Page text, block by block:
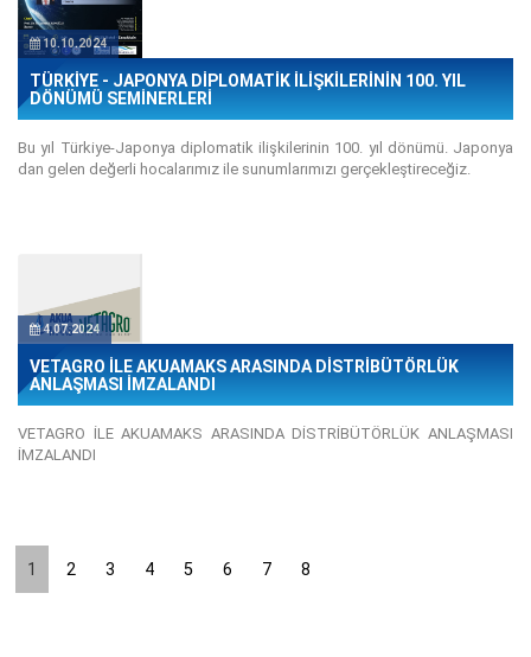
10.10.2024
TÜRKİYE - JAPONYA DİPLOMATİK İLİŞKİLERİNİN 100. YIL
DÖNÜMÜ SEMİNERLERİ
Bu yıl Türkiye-Japonya diplomatik ilişkilerinin 100. yıl dönümü. Japonya
dan gelen değerli hocalarımız ile sunumlarımızı gerçekleştireceğiz.
4.07.2024
VETAGRO İLE AKUAMAKS ARASINDA DİSTRİBÜTÖRLÜK
ANLAŞMASI İMZALANDI
VETAGRO İLE AKUAMAKS ARASINDA DİSTRİBÜTÖRLÜK ANLAŞMASI
İMZALANDI
1 2 3 4 5 6 7 8